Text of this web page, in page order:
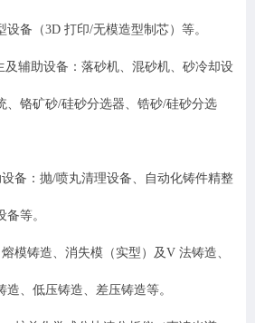
备（3D 打印/无模造型制芯）等。
及辅助设备：落砂机、混砂机、砂冷却设
、铬矿砂/硅砂分选器、锆砂/硅砂分选
备：抛/喷丸清理设备、自动化铸件精整
等。
模铸造、消失模（实型）及V 法铸造、
、低压铸造、差压铸造等。